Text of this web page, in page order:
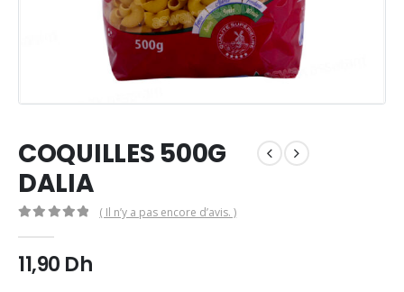
COQUILLES 500G
DALIA
( Il n’y a pas encore d’avis. )
11,90 Dh